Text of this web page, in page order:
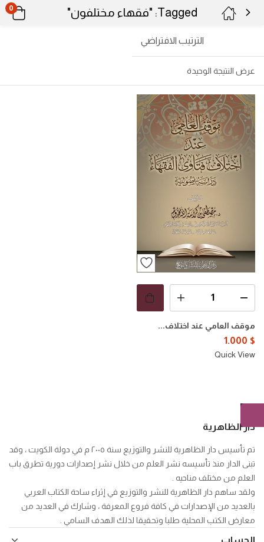
Tagged: "فقهاء مختلفون" 0
عرض النتيجة الوحيدة
الترتيب الافتراضي
موقف العامي عند اختلاف...
1.000 $
Quick View
دار الظاهرية
تم تأسيس دار الظاهرية للنشر والتوزيع سنة ٢٠٠٥ م في دولة الكويت ، وقد
تبنى الدار منذ تأسيسه نشر العلم من خلال نشر إصدارات دورية تطرق باب
العلم من مختلف مناحيه .
ولقد ساهم دار الظاهرية للنشر والتوزيع في إثراء ساحة الكتاب العربي
بالعديد من الإصدارات في كافة فروع المعرفة ، وشارك في العديد من
معارض الكتب المحلية طلبا وتحقيقا لذلك الهدف السامي .